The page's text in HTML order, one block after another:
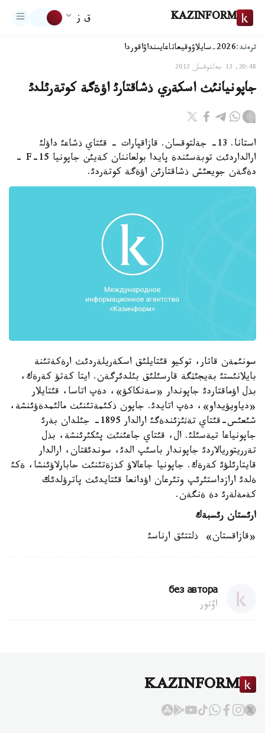
KAZINFORM ق ز
ترەند:2026-سايلاۋ وقيعاتاعايىنداۋاقوردا
20:48, 13 جەلتوقسان 2012
جاپونيانئث اسكةري ذشاقتارئ اؤةگة كوتةرئلدئ
استانا. 13- جةلتوقسان. قازاقپارات - قئتاي ذشاعئ داؤلئ
ارالداردئث توبةسئندة پايدا بولعاننان كةيئن جاپونيا F-15 -
دةگةن جويعئش ذشاقتارئن اؤةگة كوتةردئ.
سونئمةن قاتار، توكيو قئتايلئق اسكةريلةردئث ارةكةتئنة
بايلانئستئ بةيجئثگة قارسئلئق بئلدئرگةن. ايتا كةتؤ كةرةك،
بذل اؤماقتاردئ جاپوندار «سةنكاكؤ»، دةپ اتاسا، قئتايلار
«دياويؤيداو»، دةپ اتايدئ. جاپون ذكئمةتئنئث مالئمدةؤئنشة،
شئعئس-قئتاي تةثئزئندةگئ ارالدار 1895- جئلدان بةرئ
جاپونياعا تيةسئلئ. ال، قئتاي جاعئنئث پئكئرئنشة، بذل
تةرريتوريالاردئ جاپوندار باسئپ الدئ، سوندئقتان، ارالدار
قايتارئلؤئ كةرةك. جاپونيا جاعالاؤ كذزةتئنئث حابارلاؤئنشا، ةكئ
ةلدئ ارازداستئرئپ وتئرعان اؤدانعا قئتايدئث پاترؤلدئك
كةمةلةرئ دة ةنگةن.
ارئستان رئسبةك
«قازاقستان» ذلتتئق ارناسئ
без автора
اۆتور
KAZINFORM